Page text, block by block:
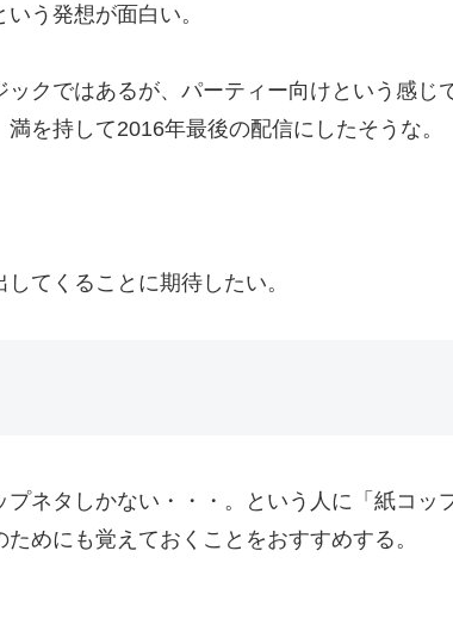
う発想が面白い。
クではあるが、パーティー向けという感じ
を持して2016年最後の配信にしたそうな。
てくることに期待したい。
ネタしかない・・・。という人に「紙コッ
めにも覚えておくことをおすすめする。